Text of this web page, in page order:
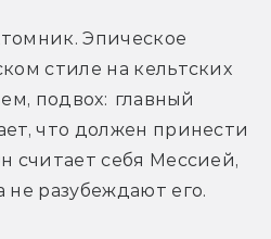
Эпическое
стиле на кельтских
подвох:  главный
что должен принести
считает себя Мессией,
не разубеждают его.